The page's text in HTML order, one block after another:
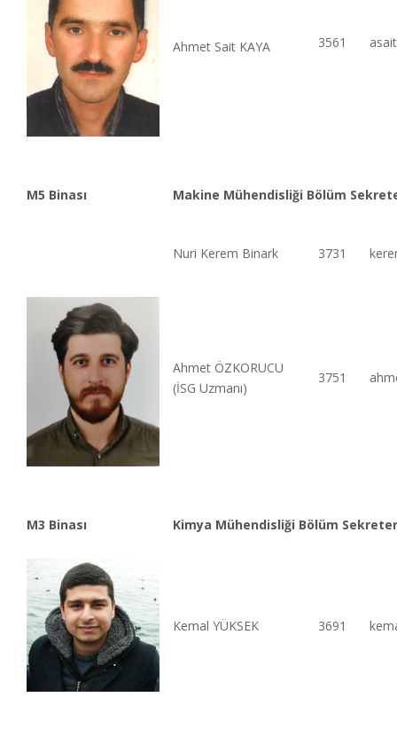
Ahmet Sait KAYA 3561
M5 Binası Makine Mühendisliği Bölüm
Nuri Kerem Binark 3731
Ahmet ÖZKORUCU
(İSG Uzmanı)
3751
M3 Binası Kimya Mühendisliği Bölüm
Kemal YÜKSEK 3691